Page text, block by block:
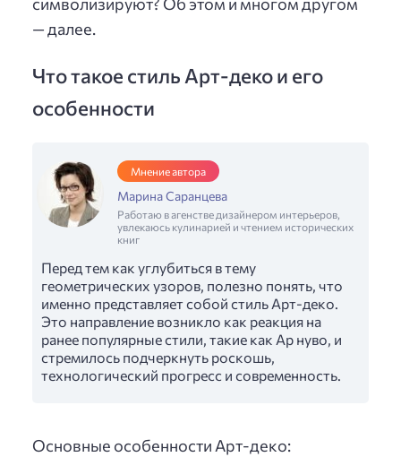
— далее.
Что такое стиль Арт-деко и его
особенности
Мнение автора
Марина Саранцева
Работаю в агенстве дизайнером интерьеров,
увлекаюсь кулинарией и чтением исторических
книг
Перед тем как углубиться в тему
геометрических узоров, полезно понять, что
именно представляет собой стиль Арт-деко.
Это направление возникло как реакция на
ранее популярные стили, такие как Ар нуво, и
стремилось подчеркнуть роскошь,
технологический прогресс и современность.
Основные особенности Арт-деко: